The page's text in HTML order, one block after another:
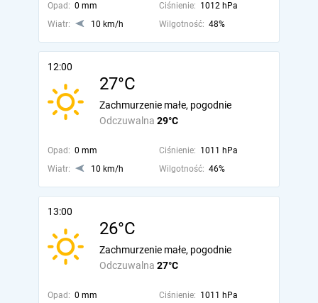
Opad: 0 mm Ciśnienie: 1012 hPa
Wiatr:
10 km/h Wilgotność: 48%
12:00
27°C
Odczuwalna 29°C
Zachmurzenie małe, pogodnie
Opad: 0 mm Ciśnienie: 1011 hPa
Wiatr:
10 km/h Wilgotność: 46%
13:00
26°C
Odczuwalna 27°C
Zachmurzenie małe, pogodnie
Opad: 0 mm Ciśnienie: 1011 hPa